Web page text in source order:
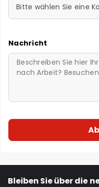
Bitte wählen Sie eine
Nachricht
Bleiben Sie über die